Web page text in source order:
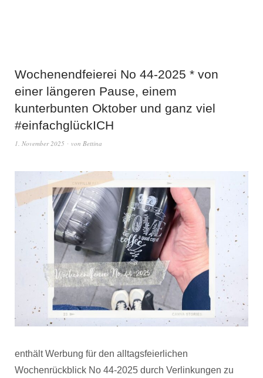
Wochenendfeierei No 44-2025 * von
einer längeren Pause, einem
kunterbunten Oktober und ganz viel
#einfachglückICH
1. November 2025 von Bettina
enthält Werbung für den alltagsfeierlichen
Wochenrückblick No 44-2025 durch Verlinkungen zu